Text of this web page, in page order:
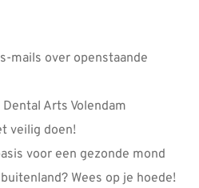
mails over openstaande
Arts Volendam
veilig doen!
voor een gezonde mond
Wees op je hoede!